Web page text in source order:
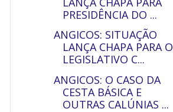
PRESIDÊNCIA DO ...
ANGICOS: SITUAÇÃO
LANÇA CHAPA PARA O
LEGISLATIVO C...
ANGICOS: O CASO DA
CESTA BÁSICA E
OUTRAS CALÚNIAS ...